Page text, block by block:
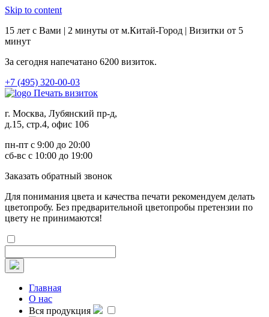
Skip to content
15 лет с Вами | 2 минуты от м.Китай-Город | Визитки от 5
минут
За сегодня напечатано 6200 визиток.
+7 (495) 320-00-03
Печать визиток
г. Москва, Лубянский пр-д,
д.15, стр.4, офис 106
пн-пт с 9:00 до 20:00
сб-вс с 10:00 до 19:00
Заказать обратный звонок
Для понимания цвета и качества печати рекомендуем делать
цветопробу. Без предварительной цветопробы претензии по
цвету не принимаются!
Главная
О нас
Вся продукция